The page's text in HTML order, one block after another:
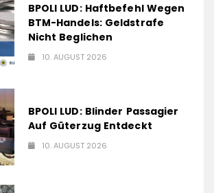
BPOLI LUD: Haftbefehl Wegen
BTM-Handels: Geldstrafe
Nicht Beglichen
10. AUGUST 2026
BPOLI LUD: Blinder Passagier
Auf Güterzug Entdeckt
10. AUGUST 2026